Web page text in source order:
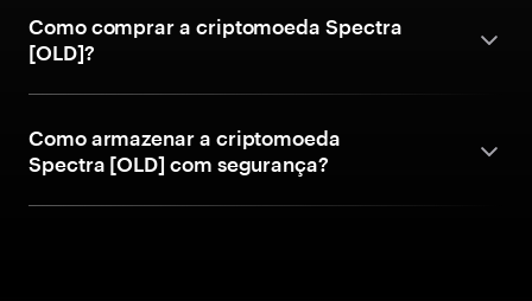
Como comprar a criptomoeda Spectra
[OLD]?
Como armazenar a criptomoeda
Spectra [OLD] com segurança?